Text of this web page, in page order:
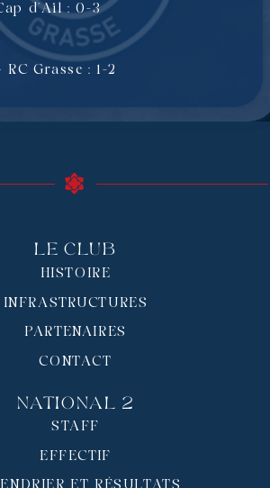
d’Ail : 0-3
Grasse : 1-2
Le Club
HISTOIRE
INFRASTRUCTURES
PARTENAIRES
CONTACT
National 2
STAFF
EFFECTIF